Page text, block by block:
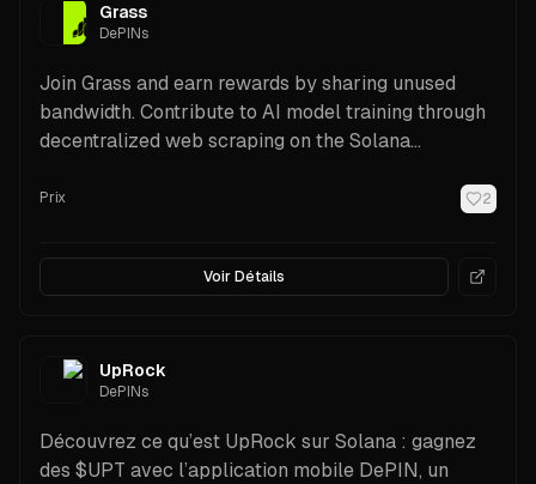
Grass
DePINs
Join Grass and earn rewards by sharing unused
bandwidth. Contribute to AI model training through
decentralized web scraping on the Solana
Prix 2
Voir Détails
UpRock
DePINs
Découvrez ce qu’est UpRock sur Solana : gagnez
des $UPT avec l’application mobile DePIN, un